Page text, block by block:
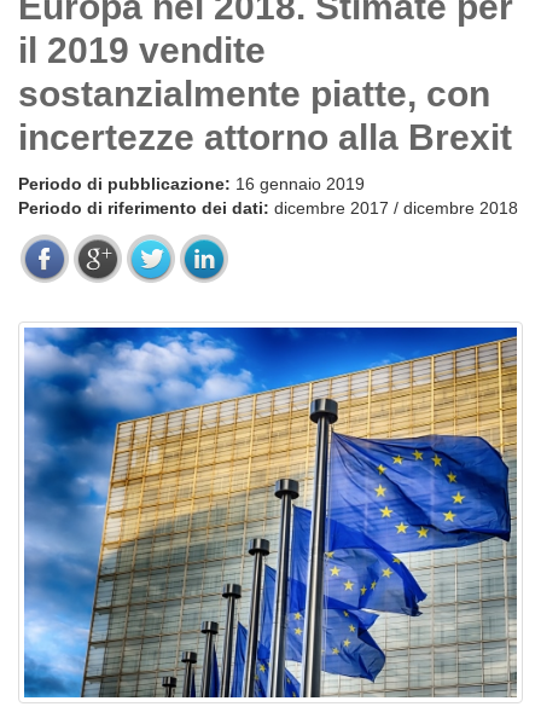
il 2019 vendite
sostanzialmente piatte, con
incertezze attorno alla Brexit
Periodo di pubblicazione: 16 gennaio 2019
Periodo di riferimento dei dati: dicembre 2017 / dicembre 2018